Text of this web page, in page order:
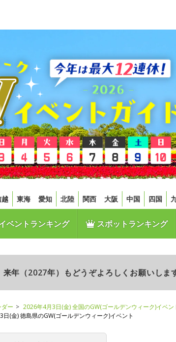
越 東海 愛知 北陸 関西 大阪 中国 四国
ベントランキング スポットランキング
年（2027年）もどうぞよろしくお願いしま
ー
2026年4月3日(金) 全国のGW(ゴールデンウィーク)イベン
日(金) 徳島県のGW(ゴールデンウィーク)イベント